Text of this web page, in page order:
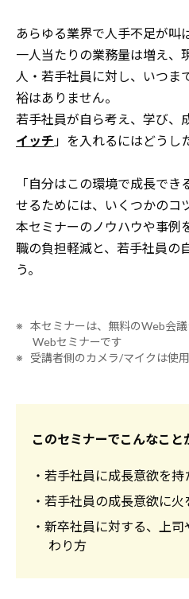
あらゆる業界で人手不足が叫
一人当たりの業務量は増え、
人・若手社員に対し、いつま
裕はありません。
若手社員が自ら考え、学び、
イッチ 」を入れるにはどうし
「自分はこの環境で成長でき
せるためには、いくつかのコ
本セミナーのノウハウや事例
職の負担軽減と、若手社員の
う。
※ 本セミナーは、無料のWeb会
Webセミナーです
※ 受講者側のカメラ/マイクは使
このセミナーでこんなこと
・若手社員に成長意欲を
・若手社員の成長意欲に
・新卒社員に対する、上
わり方